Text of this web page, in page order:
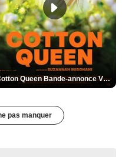
Cotton Queen Bande-annonce VO STFR
pas manquer